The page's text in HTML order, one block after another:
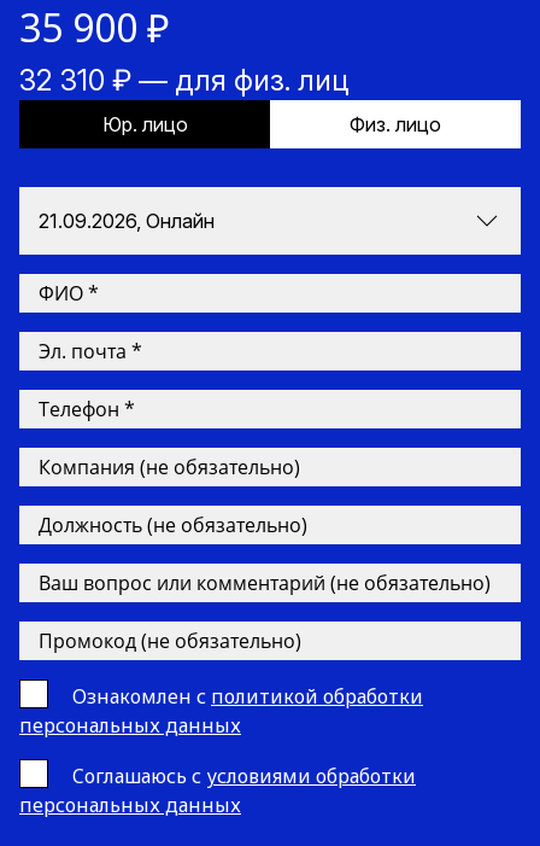
35 900 ₽
32 310 ₽ — для физ. лиц
Юр. лицо Физ. лицо
21.09.2026, Онлайн
Ознакомлен с политикой обработки
персональных данных
Cоглашаюсь с условиями обработки
персональных данных